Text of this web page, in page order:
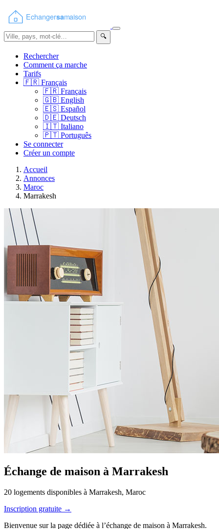
🔍
Rechercher
Comment ça marche
Tarifs
🇫🇷 Français
🇫🇷 Français
🇬🇧 English
🇪🇸 Español
🇩🇪 Deutsch
🇮🇹 Italiano
🇵🇹 Português
Se connecter
Créer un compte
Accueil
Annonces
Maroc
Marrakesh
Échange de maison à Marrakesh
20 logements disponibles à Marrakesh, Maroc
Inscription gratuite →
Bienvenue sur la page dédiée à l’échange de maison à Marrakesh.